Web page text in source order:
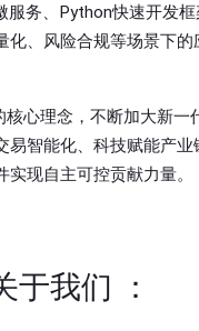
务、Python快速开发
、风险合规等场景下
心理念，不断加大新一
智能化、科技赋能产业
现自主可控贡献力量。
于我们 ：